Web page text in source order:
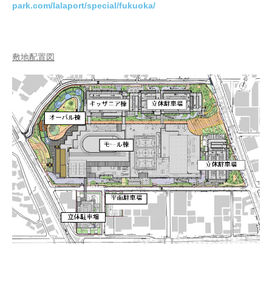
park.com/lalaport/special/fukuoka/
敷地配置図